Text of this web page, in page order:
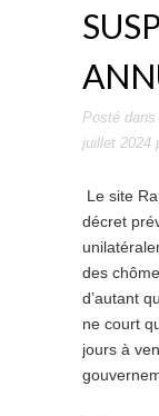
Posté dans
juillet 2024
Le site
décret
des
d’autant
ne court
jours à